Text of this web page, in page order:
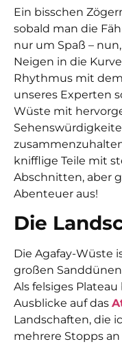
Ein bisschen
sobald man die
nur um Spaß –
Neigen in die
Rhythmus mit
unseres Experten
Wüste mit
knifflige Teile mit
Abschnitten, aber
Abenteuer aus!
Die
Die Agafay-Wüste
großen
Als felsiges
Ausblicke auf das
Landschaften, die
mehrere Stopps